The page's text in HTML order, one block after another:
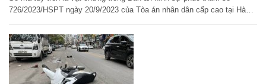
726/2023/HSPT ngày 20/9/2023 của Tòa án nhân dân cấp cao tại Hà…